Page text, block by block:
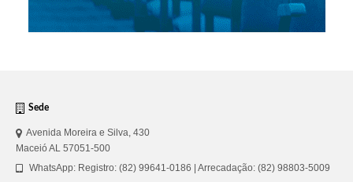
Sede
Avenida Moreira e Silva, 430
Maceió AL 57051-500
WhatsApp: Registro: (82) 99641-0186 | Arrecadação: (82) 98803-5009